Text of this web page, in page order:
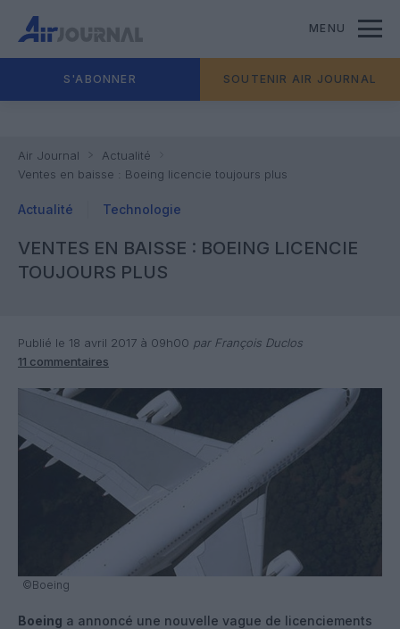
MENU
S'ABONNER SOUTENIR AIR JOURNAL
Air Journal
Actualité
Ventes en baisse : Boeing licencie toujours plus
Actualité Technologie
VENTES EN BAISSE : BOEING LICENCIE
TOUJOURS PLUS
Publié le 18 avril 2017 à 09h00 par François Duclos
11 commentaires
©Boeing
Boeing a annoncé une nouvelle vague de licenciements